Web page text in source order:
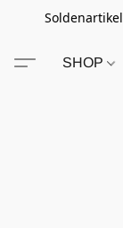
SHOP